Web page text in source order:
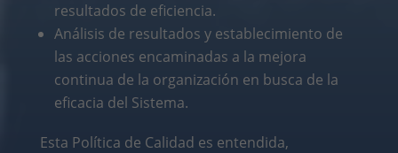
resultados de eficiencia.
Análisis de resultados y establecimiento de
las acciones encaminadas a la mejora
continua de la organización en busca de la
eficacia del Sistema.
Esta Política de Calidad es entendida,